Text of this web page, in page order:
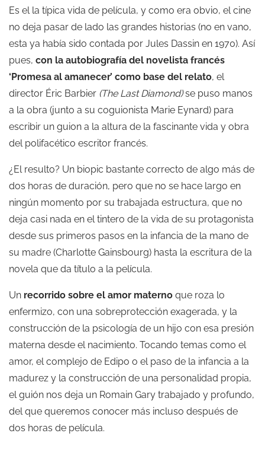
Es el la típica vida de película, y como era obvio, el cine
no deja pasar de lado las grandes historias (no en vano,
esta ya había sido contada por Jules Dassin en 1970). Así
pues, con la autobiografía del novelista francés
‘Promesa al amanecer’ como base del relato, el
director Éric Barbier (The Last Diamond)se puso manos
a la obra (junto a su coguionista Marie Eynard) para
escribir un guion a la altura de la fascinante vida y obra
del polifacético escritor francés.
¿El resulto? Un biopic bastante correcto de algo más de
dos horas de duración, pero que no se hace largo en
ningún momento por su trabajada estructura, que no
deja casi nada en el tintero de la vida de su protagonista
desde sus primeros pasos en la infancia de la mano de
su madre (Charlotte Gainsbourg) hasta la escritura de la
novela que da título a la película.
Un recorrido sobre el amor materno que roza lo
enfermizo, con una sobreprotección exagerada, y la
construcción de la psicología de un hijo con esa presión
materna desde el nacimiento. Tocando temas como el
amor, el complejo de Edipo o el paso de la infancia a la
madurez y la construcción de una personalidad propia,
el guión nos deja un Romain Gary trabajado y profundo,
del que queremos conocer más incluso después de
dos horas de película.